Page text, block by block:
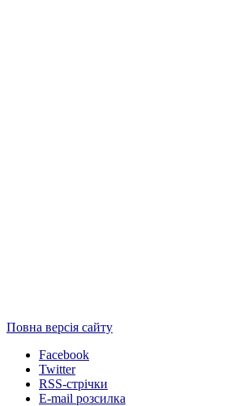
Повна версія сайту
Facebook
Twitter
RSS-стрічки
E-mail розсилка